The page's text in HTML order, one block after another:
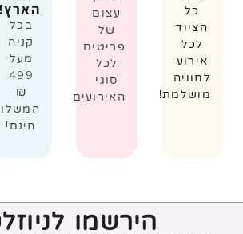
כל
הציוד
לכל
אירוע
לחוויה
מושלמת!
עצום
של
פריטים
לכל
סוגי
האירועים
הארץ!
בכל
קניה
מעל
499
₪
חינם!
הירשמו